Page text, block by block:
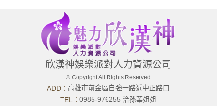
欣漢神娛樂派對人力資源公司
© Copyright All Rights Reserved
ADD： 高雄市前金區自強一路近中正路口
TEL：0985-976255 洽孫華姐姐